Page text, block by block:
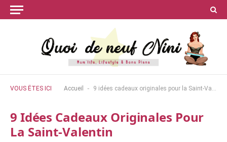
VOUS ÊTES ICI Accueil - 9 idées cadeaux originales pour la Saint-Valentin
9 Idées Cadeaux Originales Pour
La Saint-Valentin